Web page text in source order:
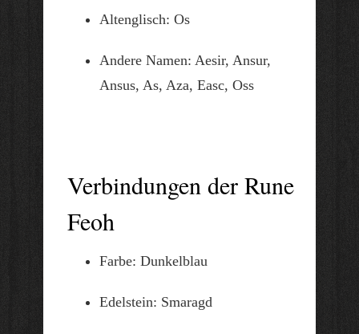
Altenglisch: Os
Andere Namen: Aesir, Ansur,
Ansus, As, Aza, Easc, Oss
Verbindungen der Rune
Feoh
Farbe: Dunkelblau
Edelstein: Smaragd